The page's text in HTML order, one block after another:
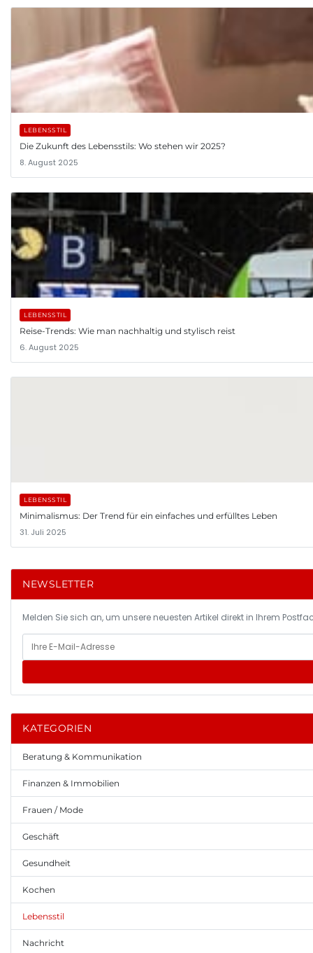
LEBENSSTIL
Die Zukunft des Lebensstils: Wo stehen wir 2025?
8. August 2025
LEBENSSTIL
Reise-Trends: Wie man nachhaltig und stylisch reist
6. August 2025
LEBENSSTIL
Minimalismus: Der Trend für ein einfaches und erfülltes Leben
31. Juli 2025
NEWSLETTER
Melden Sie sich an, um unsere neuesten Artikel direkt in Ihrem
KATEGORIEN
Beratung & Kommunikation
Finanzen & Immobilien
Frauen / Mode
Geschäft
Gesundheit
Kochen
Lebensstil
Nachricht